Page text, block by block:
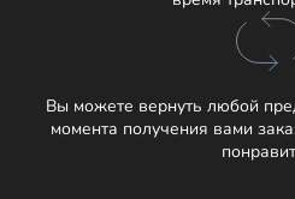
Вы можете вернуть любой
момента получения вами